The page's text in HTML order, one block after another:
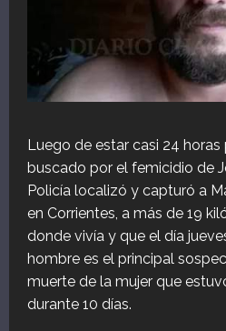
Luego de estar casi 24
buscado por el femicidio de
Policía localizó y capturó a
en Corrientes, a más de 19
donde vivía y que el día
hombre es el principal
muerte de la mujer que
durante 10 días.